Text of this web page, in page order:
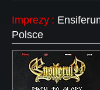
Imprezy :
Polsce